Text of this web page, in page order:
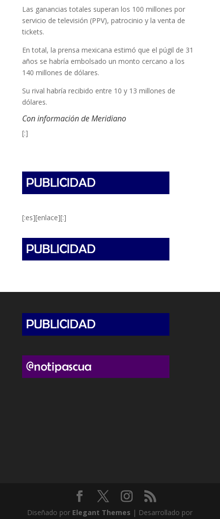
Las ganancias totales superan los 100 millones por
servicio de televisión (PPV), patrocinio y la venta de
tickets.
En total, la prensa mexicana estimó que el púgil de 31
años se habría embolsado un monto cercano a los
140 millones de dólares.
Su rival habría recibido entre 10 y 13 millones de
dólares.
Con información de Meridiano
[:]
[:es][enlace][:]
Diseñado por Elegant Themes | Desarrollado por